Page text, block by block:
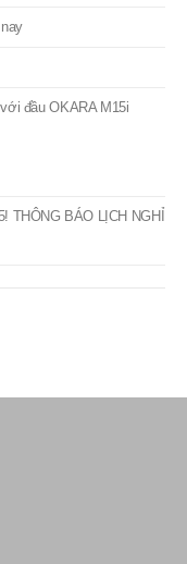
2025